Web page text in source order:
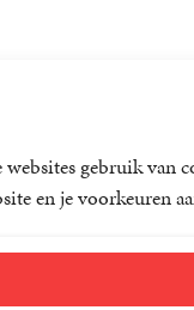
gebruik van
en je voorkeuren